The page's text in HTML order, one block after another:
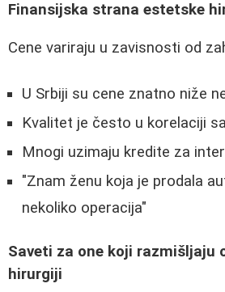
Finansijska strana estetske
Cene variraju u zavisnosti od
U Srbiji su cene znatno niže
Kvalitet je često u korelaciji
Mnogi uzimaju kredite za
"Znam ženu koja je prodala
nekoliko operacija"
Saveti za one koji razmišljaju
hirurgiji